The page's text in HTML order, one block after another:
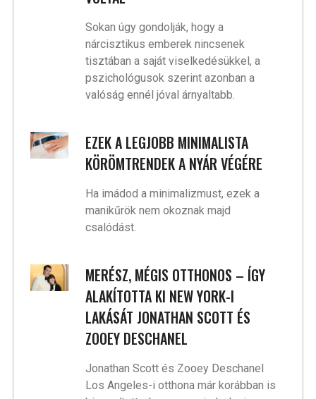
Sokan úgy gondolják, hogy a
nárcisztikus emberek nincsenek
tisztában a saját viselkedésükkel, a
pszichológusok szerint azonban a
valóság ennél jóval árnyaltabb.
EZEK A LEGJOBB MINIMALISTA
KÖRÖMTRENDEK A NYÁR VÉGÉRE
Ha imádod a minimalizmust, ezek a
manikűrök nem okoznak majd
csalódást.
MERÉSZ, MÉGIS OTTHONOS – ÍGY
ALAKÍTOTTA KI NEW YORK-I
LAKÁSÁT JONATHAN SCOTT ÉS
ZOOEY DESCHANEL
Jonathan Scott és Zooey Deschanel
Los Angeles-i otthona már korábban is